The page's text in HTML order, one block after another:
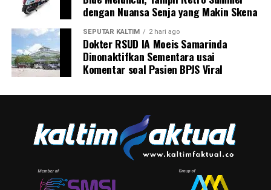
dengan Nuansa Senja yang Makin Skena
SEPUTAR KALTIM 2 hari ago
Dokter RSUD IA Moeis Samarinda
Dinonaktifkan Sementara usai
Komentar soal Pasien BPJS Viral